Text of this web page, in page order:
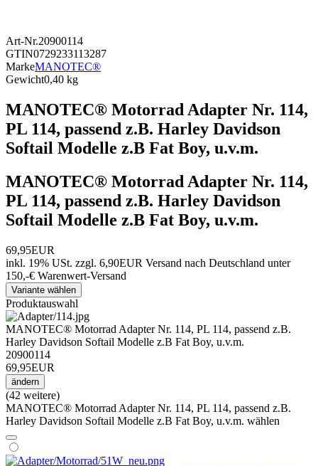
Art-Nr.20900114
GTIN0729233113287
MarkeMANOTEC®
Gewicht0,40 kg
MANOTEC® Motorrad Adapter Nr. 114,
PL 114, passend z.B. Harley Davidson
Softail Modelle z.B Fat Boy, u.v.m.
MANOTEC® Motorrad Adapter Nr. 114,
PL 114, passend z.B. Harley Davidson
Softail Modelle z.B Fat Boy, u.v.m.
69,95EUR
inkl. 19% USt. zzgl. 6,90EUR Versand nach Deutschland unter
150,-€ Warenwert-Versand
Variante wählen
Produktauswahl
MANOTEC® Motorrad Adapter Nr. 114, PL 114, passend z.B.
Harley Davidson Softail Modelle z.B Fat Boy, u.v.m.
20900114
69,95EUR
ändern
(42 weitere)
MANOTEC® Motorrad Adapter Nr. 114, PL 114, passend z.B.
Harley Davidson Softail Modelle z.B Fat Boy, u.v.m. wählen